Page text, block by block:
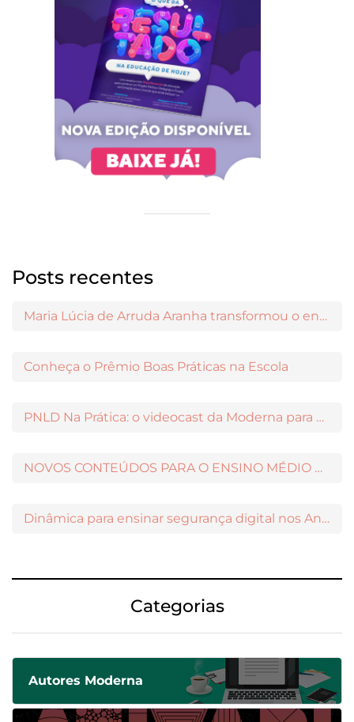
Posts recentes
Maria Lúcia de Arruda Aranha transformou o ensino de Filosofia no Brasil
Conheça o Prêmio Boas Práticas na Escola
PNLD Na Prática: o videocast da Moderna para apoiar a escolha das obras aprovadas
NOVOS CONTEÚDOS PARA O ENSINO MÉDIO DISPONÍVEIS NO MODERNAMIGOS
Dinâmica para ensinar segurança digital nos Anos Iniciais
Categorias
Autores Moderna